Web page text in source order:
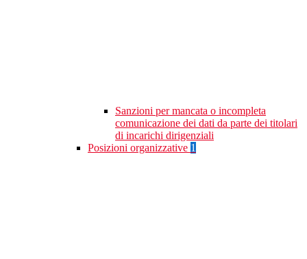
Sanzioni per mancata o incompleta
comunicazione dei dati da parte dei titolari
di incarichi dirigenziali
Posizioni organizzative 1